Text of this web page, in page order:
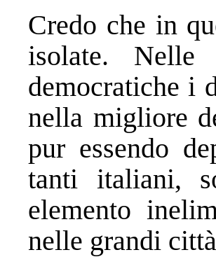
Credo che in
isolate.
democratiche i
nella migliore
pur essendo
tanti italiani,
elemento
nelle grandi